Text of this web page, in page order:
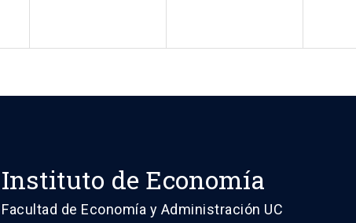
Instituto de Economía
Facultad de Economía y Administración UC